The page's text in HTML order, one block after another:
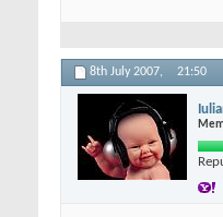
8th July 2007, 21:50